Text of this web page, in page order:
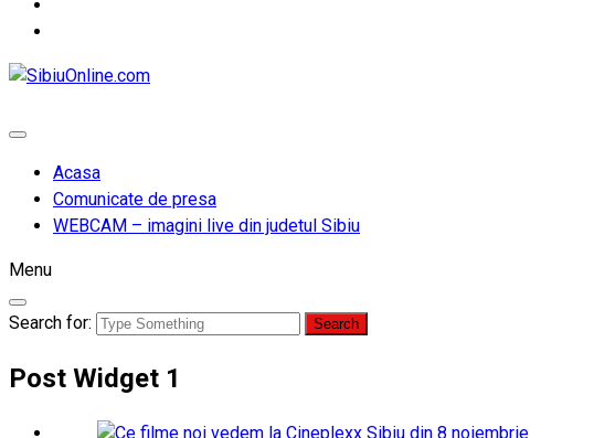
Acasa
Comunicate de presa
WEBCAM – imagini live din judetul Sibiu
Menu
Search for:
Post Widget 1